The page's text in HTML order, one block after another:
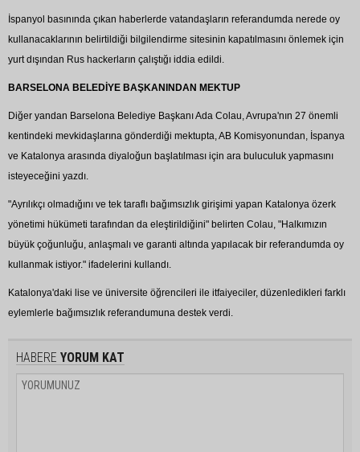
İspanyol basınında çıkan haberlerde vatandaşların referandumda nerede oy
kullanacaklarının belirtildiği bilgilendirme sitesinin kapatılmasını önlemek için
yurt dışından Rus hackerların çalıştığı iddia edildi.
BARSELONA BELEDİYE BAŞKANINDAN MEKTUP
Diğer yandan Barselona Belediye Başkanı Ada Colau, Avrupa'nın 27 önemli
kentindeki mevkidaşlarına gönderdiği mektupta, AB Komisyonundan, İspanya
ve Katalonya arasında diyaloğun başlatılması için ara buluculuk yapmasını
isteyeceğini yazdı.
"Ayrılıkçı olmadığını ve tek taraflı bağımsızlık girişimi yapan Katalonya özerk
yönetimi hükümeti tarafından da eleştirildiğini" belirten Colau, "Halkımızın
büyük çoğunluğu, anlaşmalı ve garanti altında yapılacak bir referandumda oy
kullanmak istiyor." ifadelerini kullandı.
Katalonya'daki lise ve üniversite öğrencileri ile itfaiyeciler, düzenledikleri farklı
eylemlerle bağımsızlık referandumuna destek verdi.
HABERE YORUM KAT